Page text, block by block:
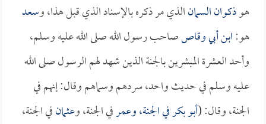
هوذكوان السمانالذي مر ذكره بالإسناد الذي قبل هذا، وسعد
هو:ابن أبي وقاصصاحب رسول الله صلى الله عليه وسلم،
وأحد العشرة المبشرين بالجنة الذين شهد لهم الرسول صلى الله
عليه وسلم في حديث واحد، سردهم وسماهم وقال: إنهم في
الجنة، وقال: (أبو بكرفي الجنة، وعمرفي الجنة، وعثمانفي الجنة،